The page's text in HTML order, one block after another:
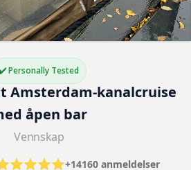
Personally Tested
Amsterdam-kanalcruise
åpen bar
Vennskap
+14160 anmeldelser